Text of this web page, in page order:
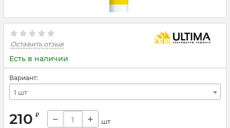
Оставить отзыв
Есть в наличии
Вариант:
1 шт
210 ₽ − + шт